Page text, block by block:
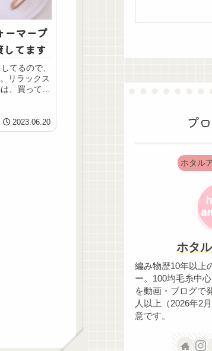
ーマープ
してます
てるので、
リラックス
、買ってか
肩に塗ってい
つき10分に
2023.06.20 プ
ホタル
ホタ
編み物歴10年以上
ー。100均毛糸中
を動画・ブログで
人以上（2026年2
意です。